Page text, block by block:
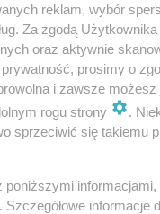
okolicy? A
Piszcie do
reklam, wybór
Za zgodą
oraz aktywnie
prosimy o
i zawsze
rogu strony
.
sprzeciwić się takiemu
poniższymi
Szczegółowe